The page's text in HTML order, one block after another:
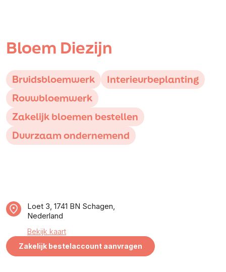
Bloem Diezijn
Bruidsbloemwerk
Interieurbeplanting
Rouwbloemwerk
Zakelijk bloemen bestellen
Duurzaam ondernemend
Loet 3, 1741 BN Schagen,
Nederland
Bekijk kaart
Zakelijk bestelaccount aanvragen